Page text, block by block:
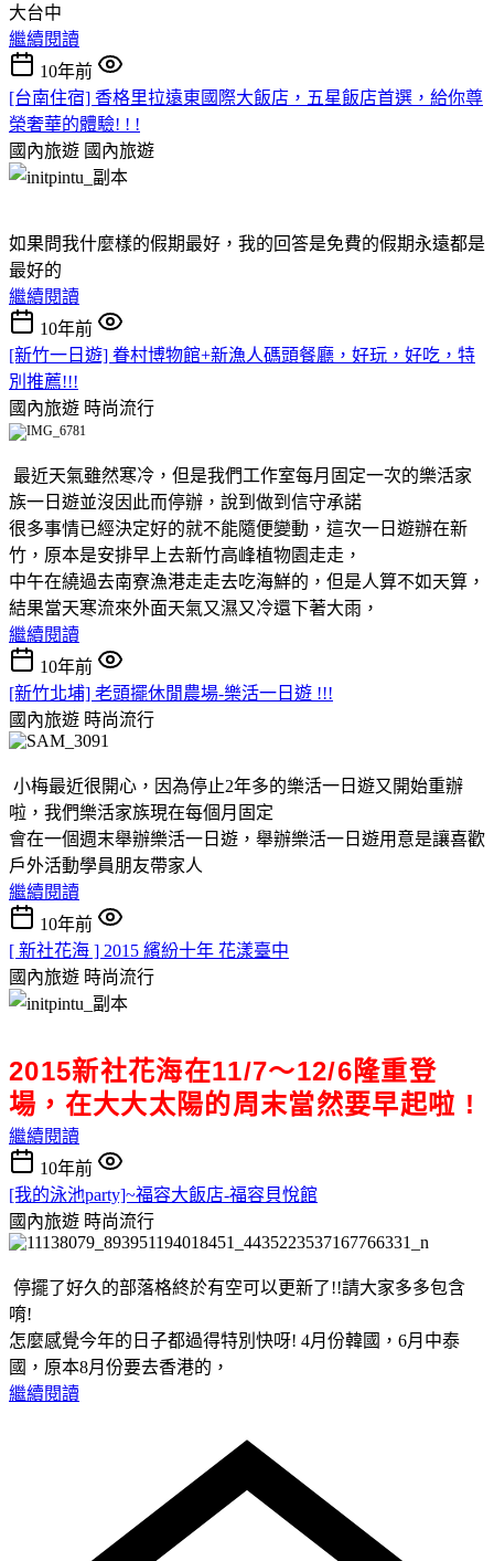
大台中
繼續閱讀
10年前
[台南住宿] 香格里拉遠東國際大飯店，五星飯店首選，給你尊
榮奢華的體驗! ! !
國內旅遊 國內旅遊
如果問我什麼樣的假期最好，我的回答是免費的假期永遠都是
最好的
繼續閱讀
10年前
[新竹一日遊] 眷村博物館+新漁人碼頭餐廳，好玩，好吃，特
別推薦!!!
國內旅遊 時尚流行
最近天氣雖然寒冷，但是我們工作室每月固定一次的樂活家
族一日遊並沒因此而停辦，說到做到信守承諾
很多事情已經決定好的就不能隨便變動，這次一日遊辦在新
竹，原本是安排早上去新竹高峰植物園走走，
中午在繞過去南寮漁港走走去吃海鮮的，但是人算不如天算，
結果當天寒流來外面天氣又濕又冷還下著大雨，
繼續閱讀
10年前
[新竹北埔] 老頭擺休閒農場-樂活一日遊 !!!
國內旅遊 時尚流行
小梅最近很開心，因為停止2年多的樂活一日遊又開始重辦
啦，我們樂活家族現在每個月固定
會在一個週末舉辦樂活一日遊，舉辦樂活一日遊用意是讓喜歡
戶外活動學員朋友帶家人
繼續閱讀
10年前
[ 新社花海 ] 2015 繽紛十年 花漾臺中
國內旅遊 時尚流行
2015新社花海在11/7～12/6隆重登
場，在大大太陽的周末當然要早起啦 !
繼續閱讀
10年前
[我的泳池party]~福容大飯店-福容貝悅館
國內旅遊 時尚流行
停擺了好久的部落格終於有空可以更新了!!請大家多多包含
唷!
怎麼感覺今年的日子都過得特別快呀! 4月份韓國，6月中泰
國，原本8月份要去香港的，
繼續閱讀